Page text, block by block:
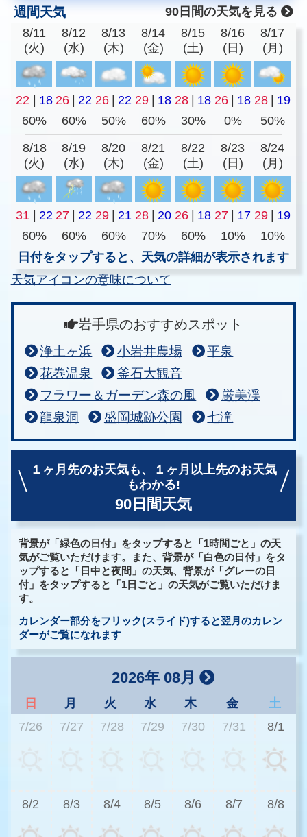
週間天気
90日間の天気を見る
8/11
(火)
8/12
(水)
8/13
(木)
8/14
(金)
8/15
(土)
8/16
(日)
8/17
(月)
22 18 26 22 26 22 29 18 28 18 26 18 28
19
60%
60% 50% 60% 30% 0% 50%
8/18
(火)
8/19
(水)
8/20
(木)
8/21
(金)
8/22
(土)
8/23
(日)
8/24
(月)
31 22 27 22 29 21 28 20 26 18 27 17 29
19
60%
60% 60% 70% 60% 10%
10%
日付をタップすると、天気の詳細が表示されます
天気アイコンの意味について
岩手県のおすすめスポット
浄土ヶ浜 小岩井農場
平泉
花巻温泉
釜石大観音
フラワー＆ガーデン森の風
厳美渓
龍泉洞
盛岡城跡公園 七滝
１ヶ月先のお天気も、
１ヶ月以上先のお天気
もわかる!
90日間天気
背景が「緑色の日付」をタップすると「1時間ごと」の天
気がご覧いただけます。また、背景が「白色の日付」をタ
ップすると「日中と夜間」の天気、背景が「グレーの日
付」をタップすると「1日ごと」の天気がご覧いただけま
す。
カレンダー部分をフリック(スライド)すると翌月のカレン
ダーがご覧になれます
2026年 08月
日 月 火 水 木 金
土
7/26
7/27 7/28 7/29 7/30 7/31 8/1
8/2 8/3 8/4 8/5 8/6 8/7 8/8